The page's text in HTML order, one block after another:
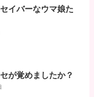
セイバーなウマ娘た
セが覚めましたか？